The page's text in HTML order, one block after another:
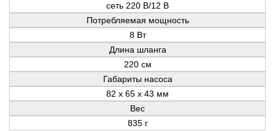
сеть 220 В/12 В
Потребляемая мощность
8 Вт
Длина шланга
220 см
Габариты насоса
82 х 65 х 43 мм
Вес
835 г